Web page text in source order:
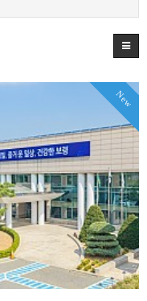
New